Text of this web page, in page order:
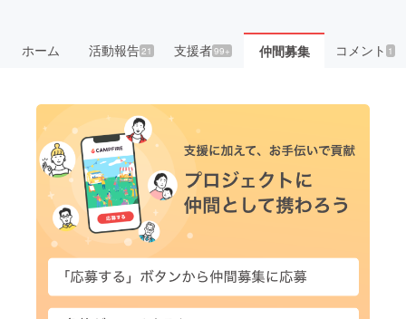
ホーム 活動報告21 支援者99+ 仲間募集 コメント 1